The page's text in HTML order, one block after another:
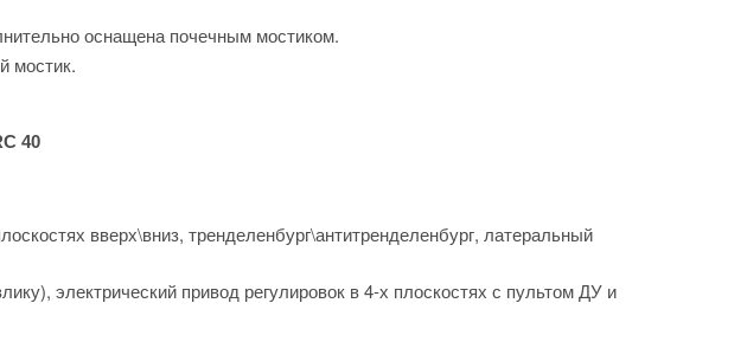
оснащена почечным мостиком.
мостик.
40
вверх\вниз, тренделенбург\антитренделенбург, латеральный
электрический привод регулировок в 4-х плоскостях с пультом ДУ и